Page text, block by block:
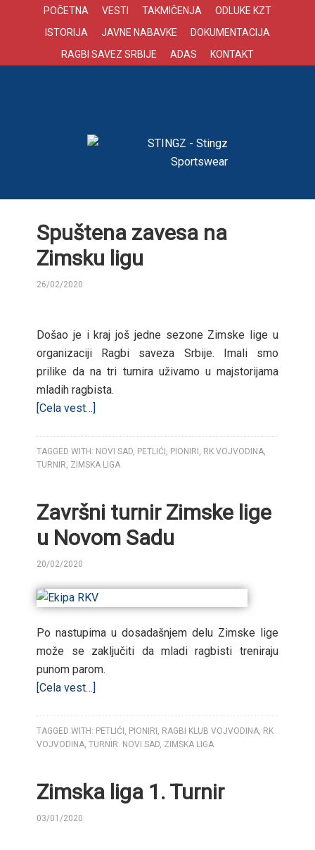
POČETNA VESTI TAKMIČENJA
ODLUKE KZT
ISTORIJA
JAVNE NABAVKE
DOKUMENTACIJA
RAGBI SAVEZ SRBIJE
ADAS KONTAKT
Spuštena zavesa na
Zimsku ligu
26/02/2020
Došao je i kraj još jedne sezone Zimske lige u
organizaciji Ragbi saveza Srbije. Imali smo
prilike da na tri turnira uživamo u majstorijama
mladih ragbista.
[Cela vest…]
TAGGED WITH: NOVI SAD, PETLIĆI , PIONIRI , RK VOJVODINA,
TURNIR, ZIMSKA LIGA
Završni turnir Zimske lige
u Novom Sadu
20/02/2020
Po nastupima u dosadašnjem delu Zimske lige
može se zaključiti da mladi ragbisti treniraju
punom parom.
[Cela vest…]
TAGGED WITH: PETLIĆI , PIONIRI , RAGBI KLUB VOJVODINA, RK
VOJVODINA,TURNIR. NOVI SAD, ZIMSKA LIGA
Zimska liga 1. Turnir
03/01/2020